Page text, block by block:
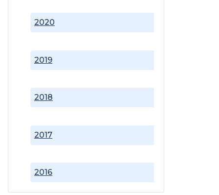
2016
2017
2018
2019
2020